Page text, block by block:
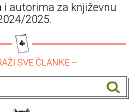
i autorima za književnu
2025.
SVE ČLANKE –